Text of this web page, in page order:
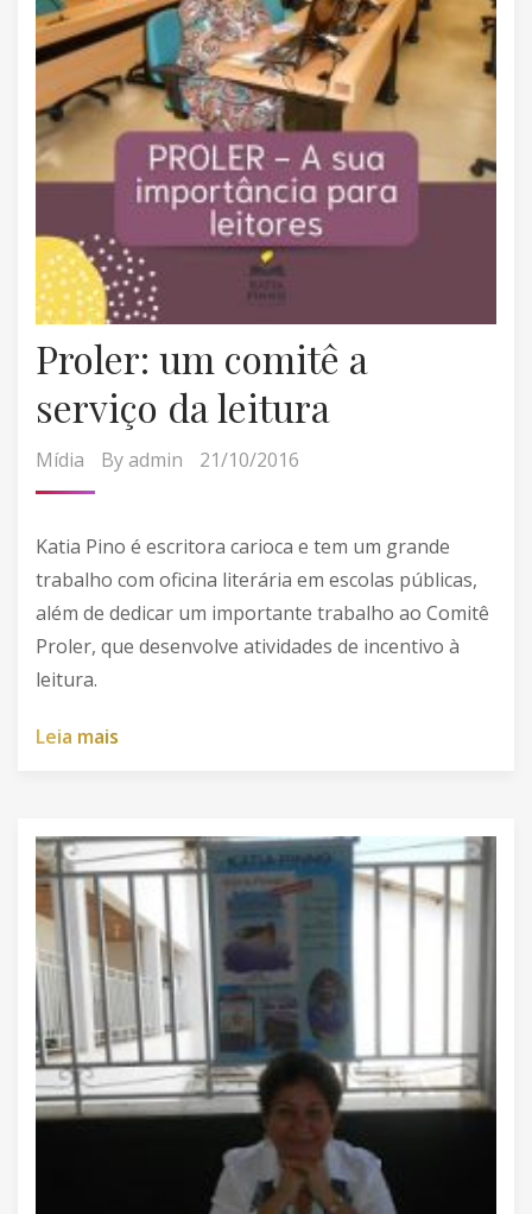
Proler: um comitê a
serviço da leitura
Mídia Byadmin 21/10/2016
Katia Pino é escritora carioca e tem um grande
trabalho com oficina literária em escolas públicas,
além de dedicar um importante trabalho ao Comitê
Proler, que desenvolve atividades de incentivo à
leitura.
Leia mais